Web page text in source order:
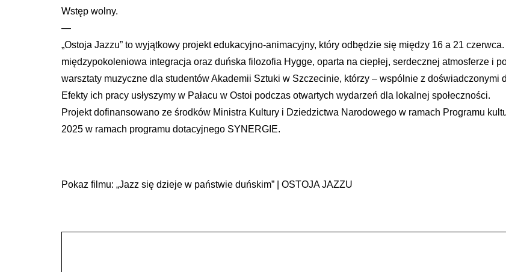
Wstęp wolny.
—
„Ostoja Jazzu” to wyjątkowy projekt edukacyjno-animacyjny, który odbędzie się między 16 a 21
międzypokoleniowa integracja oraz duńska filozofia Hygge, oparta na ciepłej, serdecznej atmosferze i
warsztaty muzyczne dla studentów Akademii Sztuki w Szczecinie, którzy – wspólnie z doświadczonymi
Efekty ich pracy usłyszymy w Pałacu w Ostoi podczas otwartych wydarzeń dla lokalnej społeczności.
Projekt dofinansowano ze środków Ministra Kultury i Dziedzictwa Narodowego w ramach Programu
2025 w ramach programu dotacyjnego SYNERGIE.
Pokaz filmu: „Jazz się dzieje w państwie duńskim” | OSTOJA JAZZU